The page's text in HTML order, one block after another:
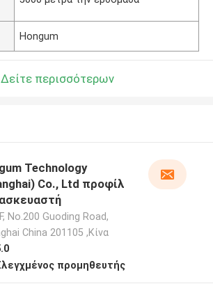
Hongum
Δείτε περισσότερων
Technology
Co., Ltd προφίλ
No.200 Guoding Road,
China 201105 ,Κίνα
προμηθευτής